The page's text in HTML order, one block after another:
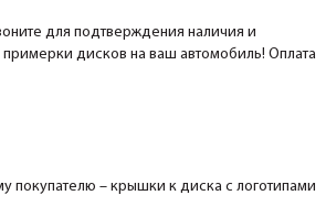
для подтверждения наличия и
примерки дисков на ваш автомобиль! Оплата
– крышки к диска с логотипами